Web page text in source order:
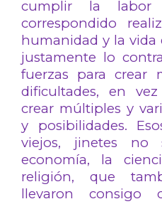
cumplir la labor
correspondido
humanidad y la vida
justamente lo
fuerzas para crear
dificultades, en
crear múltiples y
y posibilidades.
viejos, jinetes
economía, la
religión, que
llevaron consigo